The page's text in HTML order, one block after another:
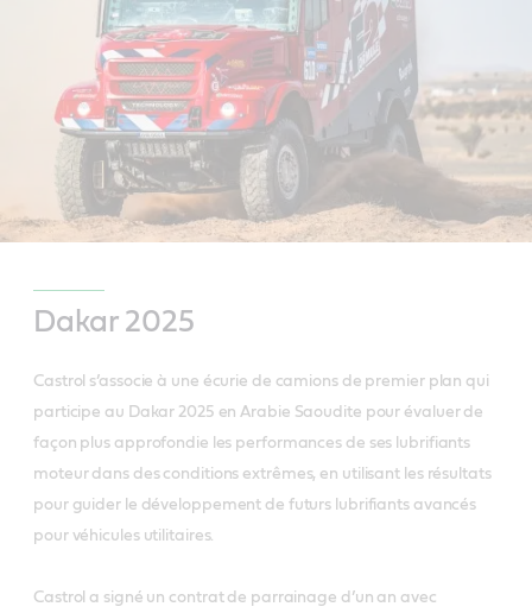
Dakar 2025
Castrol s’associe à une écurie de camions de premier plan qui
participe au Dakar 2025 en Arabie Saoudite pour évaluer de
façon plus approfondie les performances de ses lubrifiants
moteur dans des conditions extrêmes, en utilisant les résultats
pour guider le développement de futurs lubrifiants avancés
pour véhicules utilitaires.
Castrol a signé un contrat de parrainage d’un an avec